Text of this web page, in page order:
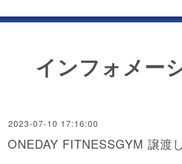
インフォメー
2023-07-10 17:16:00
ONEDAY FITNESSGYM 譲渡